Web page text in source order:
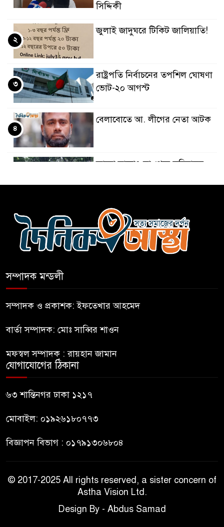
সিদ্দিকী
জুলাই জাদুঘরে টিকিট জালিয়াতি!
২
রাষ্ট্রপতি নির্বাচনের তপশিল ঘোষণা
ভোট-২০ আগস্ট
৩
বেলাবোতে আ. লীগের নেতা আটক
৪
কারো সাক্ষাৎ না পেয়ে সচিবালয়
এআই বক্তব্য দিয়েছে শেখ হাসিনা
৬
সচিবালয় অভিমুখে ১১ দলীয়
হাসিনাকে সংবাদমাধ্যমে কথা বলার
জুলাই গণঅভ্যুত্থান দিবসের
অনুষ্ঠানস্থল থেকে বের করে
৯
১০
সম্পাদক মন্ডলী
সম্পাদক ও প্রকাশক: ইফতেখার আহমেদ
বার্তা সম্পাদক: মোঃ সাব্বির শাওন
মফস্বল সম্পাদক : রায়হান জামান
যোগাযোগের ঠিকানা
৬৩ শান্তিনগর ঢাকা ১২১৭
মোবাইল: ০১৯২৬১৮০৭৭৩
বিজ্ঞাপন বিভাগ : ০১৭৯১৩০৬৮০৪
© 2017-2025 All rights reserved, a sister concern of
Astha Vision Ltd.
Design By - Abdus Samad